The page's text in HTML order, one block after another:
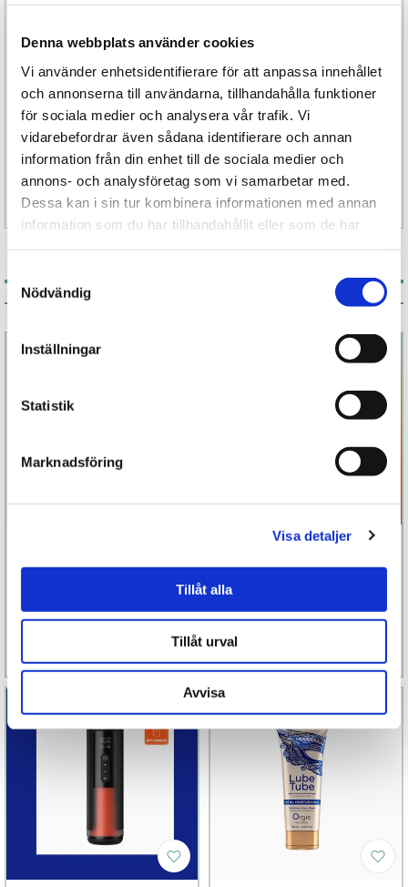
Denna webbplats använder cookies
Vi använder enhetsidentifierare för att anpassa innehållet
och annonserna till användarna, tillhandahålla funktioner
för sociala medier och analysera vår trafik. Vi
vidarebefordrar även sådana identifierare och annan
information från din enhet till de sociala medier och
annons- och analysföretag som vi samarbetar med.
Dessa kan i sin tur kombinera informationen med annan
information som du har tillhandahållit eller som de har
Nödvändig
Inställningar
Statistik
Marknadsföring
Visa detaljer
Tillåt alla
Tillåt urval
Avvisa
uppladdningsbara batteriet ger lång
Oavsett om du är nybörjare eller har erfarenhet
av prostatastimulering erbjuder Arcwave Perk en
kombination av komfort, precision och kraft som
tar njutningen till en ny nivå.
Specifikation
Associerade produkter
Orbit